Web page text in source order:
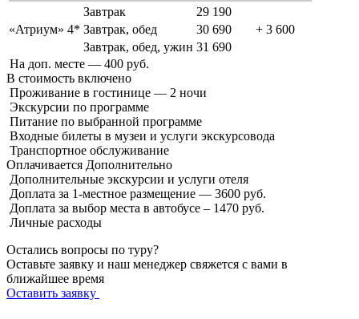
«Атриум» 4*
Завтрак
29 190
+ 3 600
Завтрак, обед
30 690
Завтрак, обед, ужин 31 690
На доп. месте — 400 руб.
В стоимость включено
Проживание в гостинице — 2 ночи
Экскурсии по программе
Питание по выбранной программе
Входные билеты в музеи и услуги экскурсовода
Транспортное обслуживание
Оплачивается Дополнительно
Дополнительные экскурсии и услуги отеля
Доплата за 1-местное размещение — 3600 руб.
Доплата за выбор места в автобусе – 1470 руб.
Личные расходы
Остались вопросы по туру?
Оставьте заявку и наш менеджер свяжется с вами в
ближайшее время
Оставить заявку